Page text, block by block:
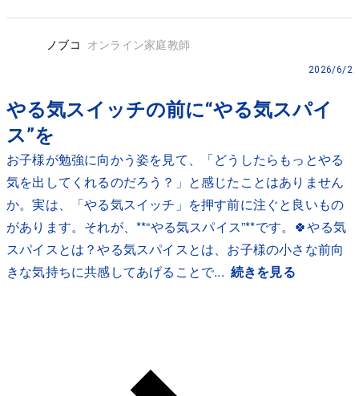
ノブコ オンライン家庭教師
2026/6/2
やる気スイッチの前に“やる気スパイ
ス”を
お子様が勉強に向かう姿を見て、「どうしたらもっとやる
気を出してくれるのだろう？」と感じたことはありません
か。実は、「やる気スイッチ」を押す前に注ぐと良いもの
があります。それが、**“やる気スパイス”**です。🍀やる気
スパイスとは？やる気スパイスとは、お子様の小さな前向
きな気持ちに共感してあげることで... 続きを見る